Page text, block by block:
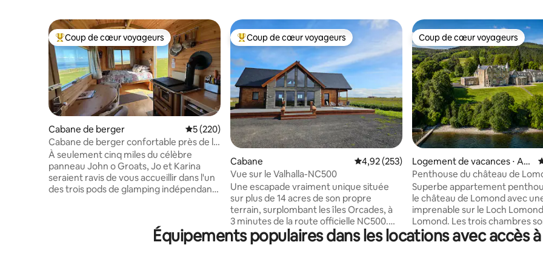
Coups de cœur voyageurs les plus appréciés
Coup de cœur voyageurs
Cabane de berger Évaluation moyenne sur la base de 220 commentaires : 5 sur 5
5 (220)
Cabane de berger confortable près de la
NC500 avec vue sur la mer
À seulement cinq miles du célèbre
panneau John o Groats, Jo et Karina
seraient ravis de vous accueillir dans l'un
des trois pods de glamping indépendants
sont disponibles sur notre site Web. Situé
au sommet de l'Écosse, vous profiterez
de l'une des plus belles vues de la région -
Coups de cœur voyageurs les plus appréciés
Coup de cœur voyageurs
Cabane Évaluation moyenne sur la base de 253
4,92 (253)
Vue sur le Valhalla-NC500
Une escapade vraiment unique située
sur plus de 14 acres de son propre
terrain, surplombant les îles Orcades, à
3 minutes de la route officielle NC500.
Avec des caractéristiques comme son
propre jacuzzi pour 6 personnes, 2 salles
Coup de cœur voyageurs
Coup de cœur voyageurs
Logement de vacances ⋅ Arg
yll and Bute Council
Penthouse du château de
chambres vue spectaculaire
Superbe appartement
le château de Lomond avec
imprenable sur le Loch
Lomond. Les trois chambres sont
attenantes avec des douches
des lits de luxe, des matelas,
Équipements populaires dans les locations avec accès